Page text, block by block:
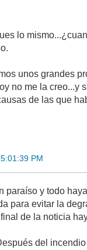
lo
unos grandes
no me la
de las que
PM
paraíso y todo
para evitar la
de la noticia
del